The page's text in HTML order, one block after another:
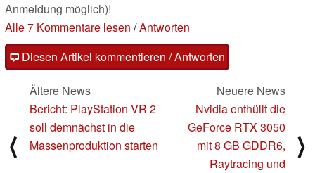
Anmeldung möglich)!
Alle 7 Kommentare lesen /Antworten
Diesen Artikel kommentieren / Antworten
⟨
Ältere News
Bericht: PlayStation VR 2
soll demnächst in die
Massenproduktion starten
Neuere News
Nvidia enthüllt die
GeForce RTX 3050
mit 8 GB GDDR6,
Raytracing und
⟩